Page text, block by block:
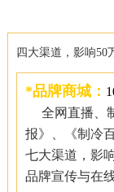
四大渠道，影响50
*品牌商城：
全网直播、
报》、《制冷
七大渠道，影
品牌宣传与在